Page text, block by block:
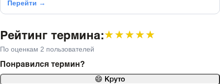
Перейти →
Рейтинг термина:★★★★★
★★★★★
По оценкам 2 пользователей
Понравился термин?
😄 Круто